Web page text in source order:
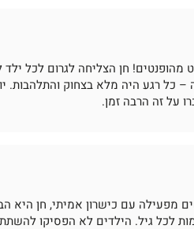
מהופנטים! חן הצליחה לגרום לכל
כל רגע היה מלא בצחוק והתלהבות.
על זה הרבה זמן.
עם כישרון אמיתי, חן היא
לכל גיל. הילדים לא הפסיקו